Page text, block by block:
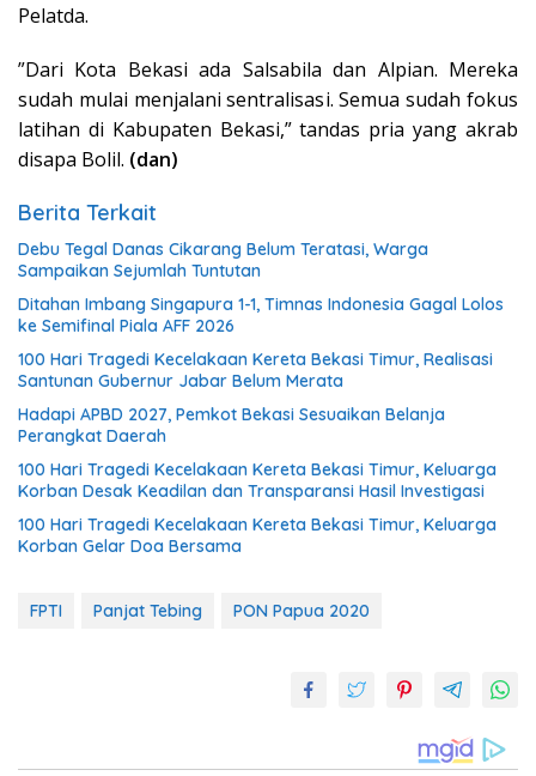
Pelatda.
”Dari Kota Bekasi ada Salsabila dan Alpian. Mereka
sudah mulai menjalani sentralisasi. Semua sudah fokus
latihan di Kabupaten Bekasi,” tandas pria yang akrab
disapa Bolil. (dan)
Berita Terkait
Debu Tegal Danas Cikarang Belum Teratasi, Warga
Sampaikan Sejumlah Tuntutan
Ditahan Imbang Singapura 1-1, Timnas Indonesia Gagal Lolos
ke Semifinal Piala AFF 2026
100 Hari Tragedi Kecelakaan Kereta Bekasi Timur, Realisasi
Santunan Gubernur Jabar Belum Merata
Hadapi APBD 2027, Pemkot Bekasi Sesuaikan Belanja
Perangkat Daerah
100 Hari Tragedi Kecelakaan Kereta Bekasi Timur, Keluarga
Korban Desak Keadilan dan Transparansi Hasil Investigasi
100 Hari Tragedi Kecelakaan Kereta Bekasi Timur, Keluarga
Korban Gelar Doa Bersama
FPTI Panjat Tebing PON Papua 2020